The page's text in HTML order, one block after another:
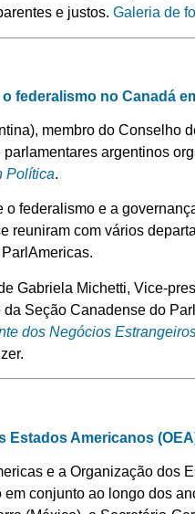
e justos.Galeria de
federalismo no Canadá
membro do Conselho
argentinos
Política.
federalismo e a
reuniram com vários
Gabriela Michetti, Vice-
Seção Canadense do
dos Negócios
Estados Americanos
e a Organização dos
conjunto ao longo dos